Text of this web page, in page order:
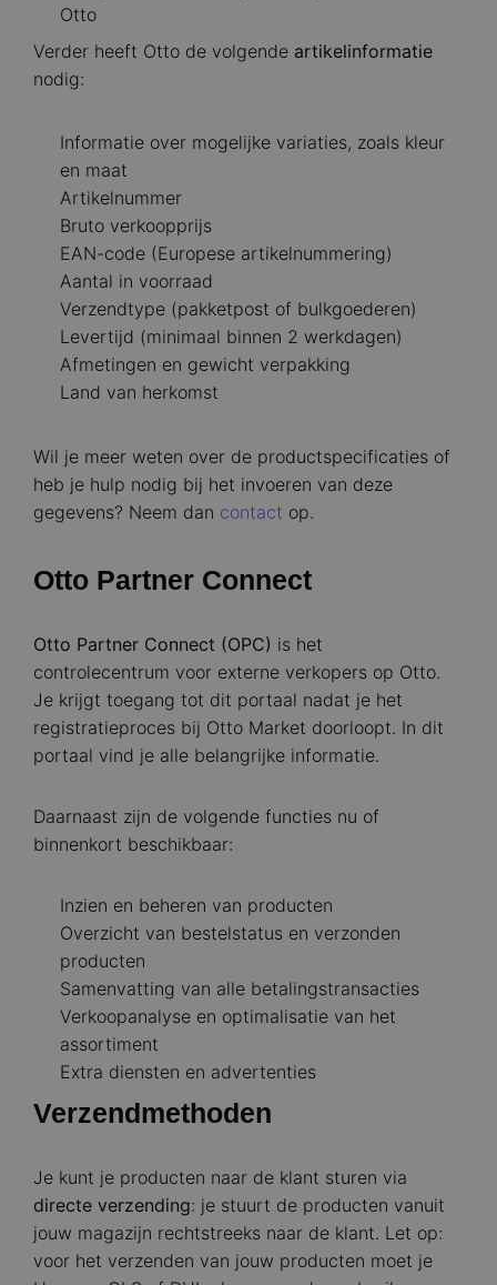
Otto
Verder heeft Otto de volgende artikelinformatie
nodig:
Informatie over mogelijke variaties, zoals kleur
en maat
Artikelnummer
Bruto verkoopprijs
EAN-code (Europese artikelnummering)
Aantal in voorraad
Verzendtype (pakketpost of bulkgoederen)
Levertijd (minimaal binnen 2 werkdagen)
Afmetingen en gewicht verpakking
Land van herkomst
Wil je meer weten over de productspecificaties of
heb je hulp nodig bij het invoeren van deze
gegevens? Neem dan contact op.
Otto Partner Connect
Otto Partner Connect (OPC) is het
controlecentrum voor externe verkopers op Otto.
Je krijgt toegang tot dit portaal nadat je het
registratieproces bij Otto Market doorloopt. In dit
portaal vind je alle belangrijke informatie.
Daarnaast zijn de volgende functies nu of
binnenkort beschikbaar:
Inzien en beheren van producten
Overzicht van bestelstatus en verzonden
producten
Samenvatting van alle betalingstransacties
Verkoopanalyse en optimalisatie van het
assortiment
Extra diensten en advertenties
Verzendmethoden
Je kunt je producten naar de klant sturen via
directe verzending: je stuurt de producten vanuit
jouw magazijn rechtstreeks naar de klant. Let op:
voor het verzenden van jouw producten moet je